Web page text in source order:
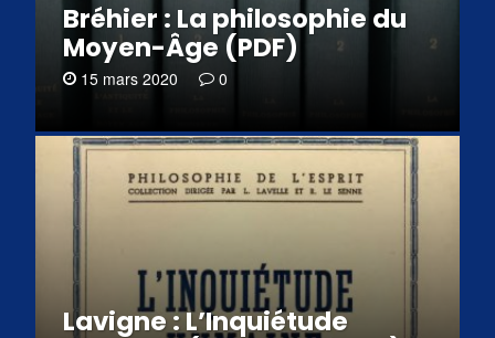
Bréhier : La philosophie du
Moyen-Âge (PDF)
15 mars 2020 0
Lavigne : L’Inquiétude